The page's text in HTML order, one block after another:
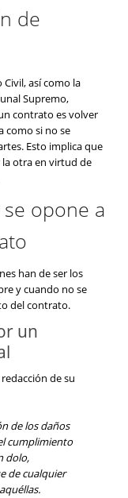
de
así como la
Supremo,
contrato es volver
como si no se
Esto implica que
otra en virtud de
opone a
han de ser los
y cuando no se
del contrato.
un
de su
de los daños
cumplimiento
dolo,
de cualquier